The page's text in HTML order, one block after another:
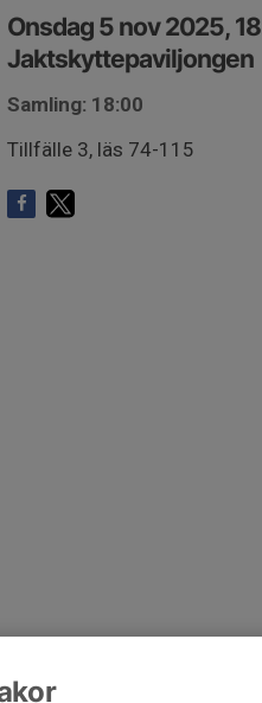
Onsdag 5 nov 2025,
Jaktskyttepaviljongen
Samling: 18:00
Tillfälle 3, läs 74-115